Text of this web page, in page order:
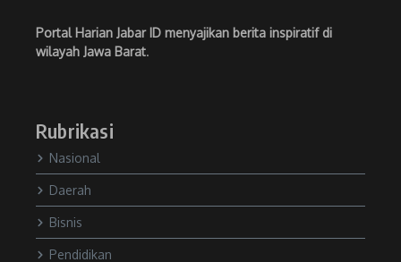
Portal Harian Jabar ID menyajikan berita inspiratif di
wilayah Jawa Barat.
Rubrikasi
Nasional
Daerah
Bisnis
Pendidikan